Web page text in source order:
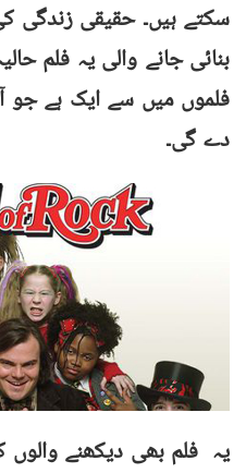
سکتے ہیں۔ حقیقی زندگی
بنائی جانے والی یہ فلم
فلموں میں سے ایک ہے
دے گی۔
یہ فلم بھی دیکھنے